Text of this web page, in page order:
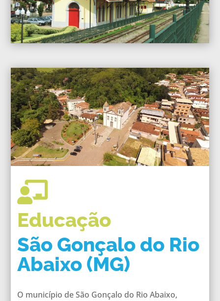

Educação
São Gonçalo do Rio
Abaixo (MG)
O município de São Gonçalo do Rio Abaixo,